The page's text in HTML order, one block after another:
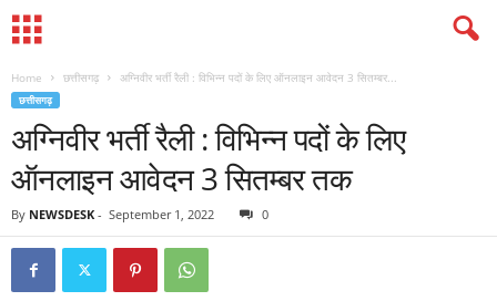
Home छत्तीसगढ़ अग्निवीर भर्ती रैली : विभिन्न पदों के लिए ऑनलाइन आवेदन 3 सितम्बर...
छत्तीसगढ़
अग्निवीर भर्ती रैली : विभिन्न पदों के लिए
ऑनलाइन आवेदन 3 सितम्बर तक
By NEWSDESK - September 1, 2022 0